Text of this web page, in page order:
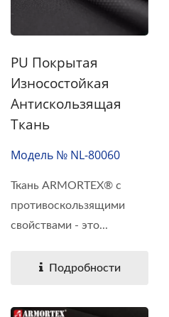
PU Покрытая
Износостойкая
Антискользящая
Ткань
Модель № NL-80060
Ткань ARMORTEX® с
противоскользящими
свойствами - это...
Подробности